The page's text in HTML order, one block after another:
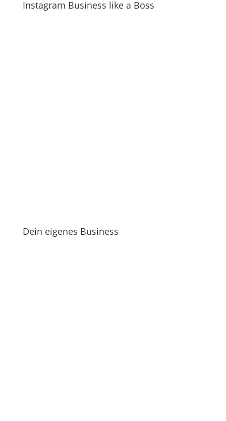
Instagram Business like a Boss
Dein eigenes Business